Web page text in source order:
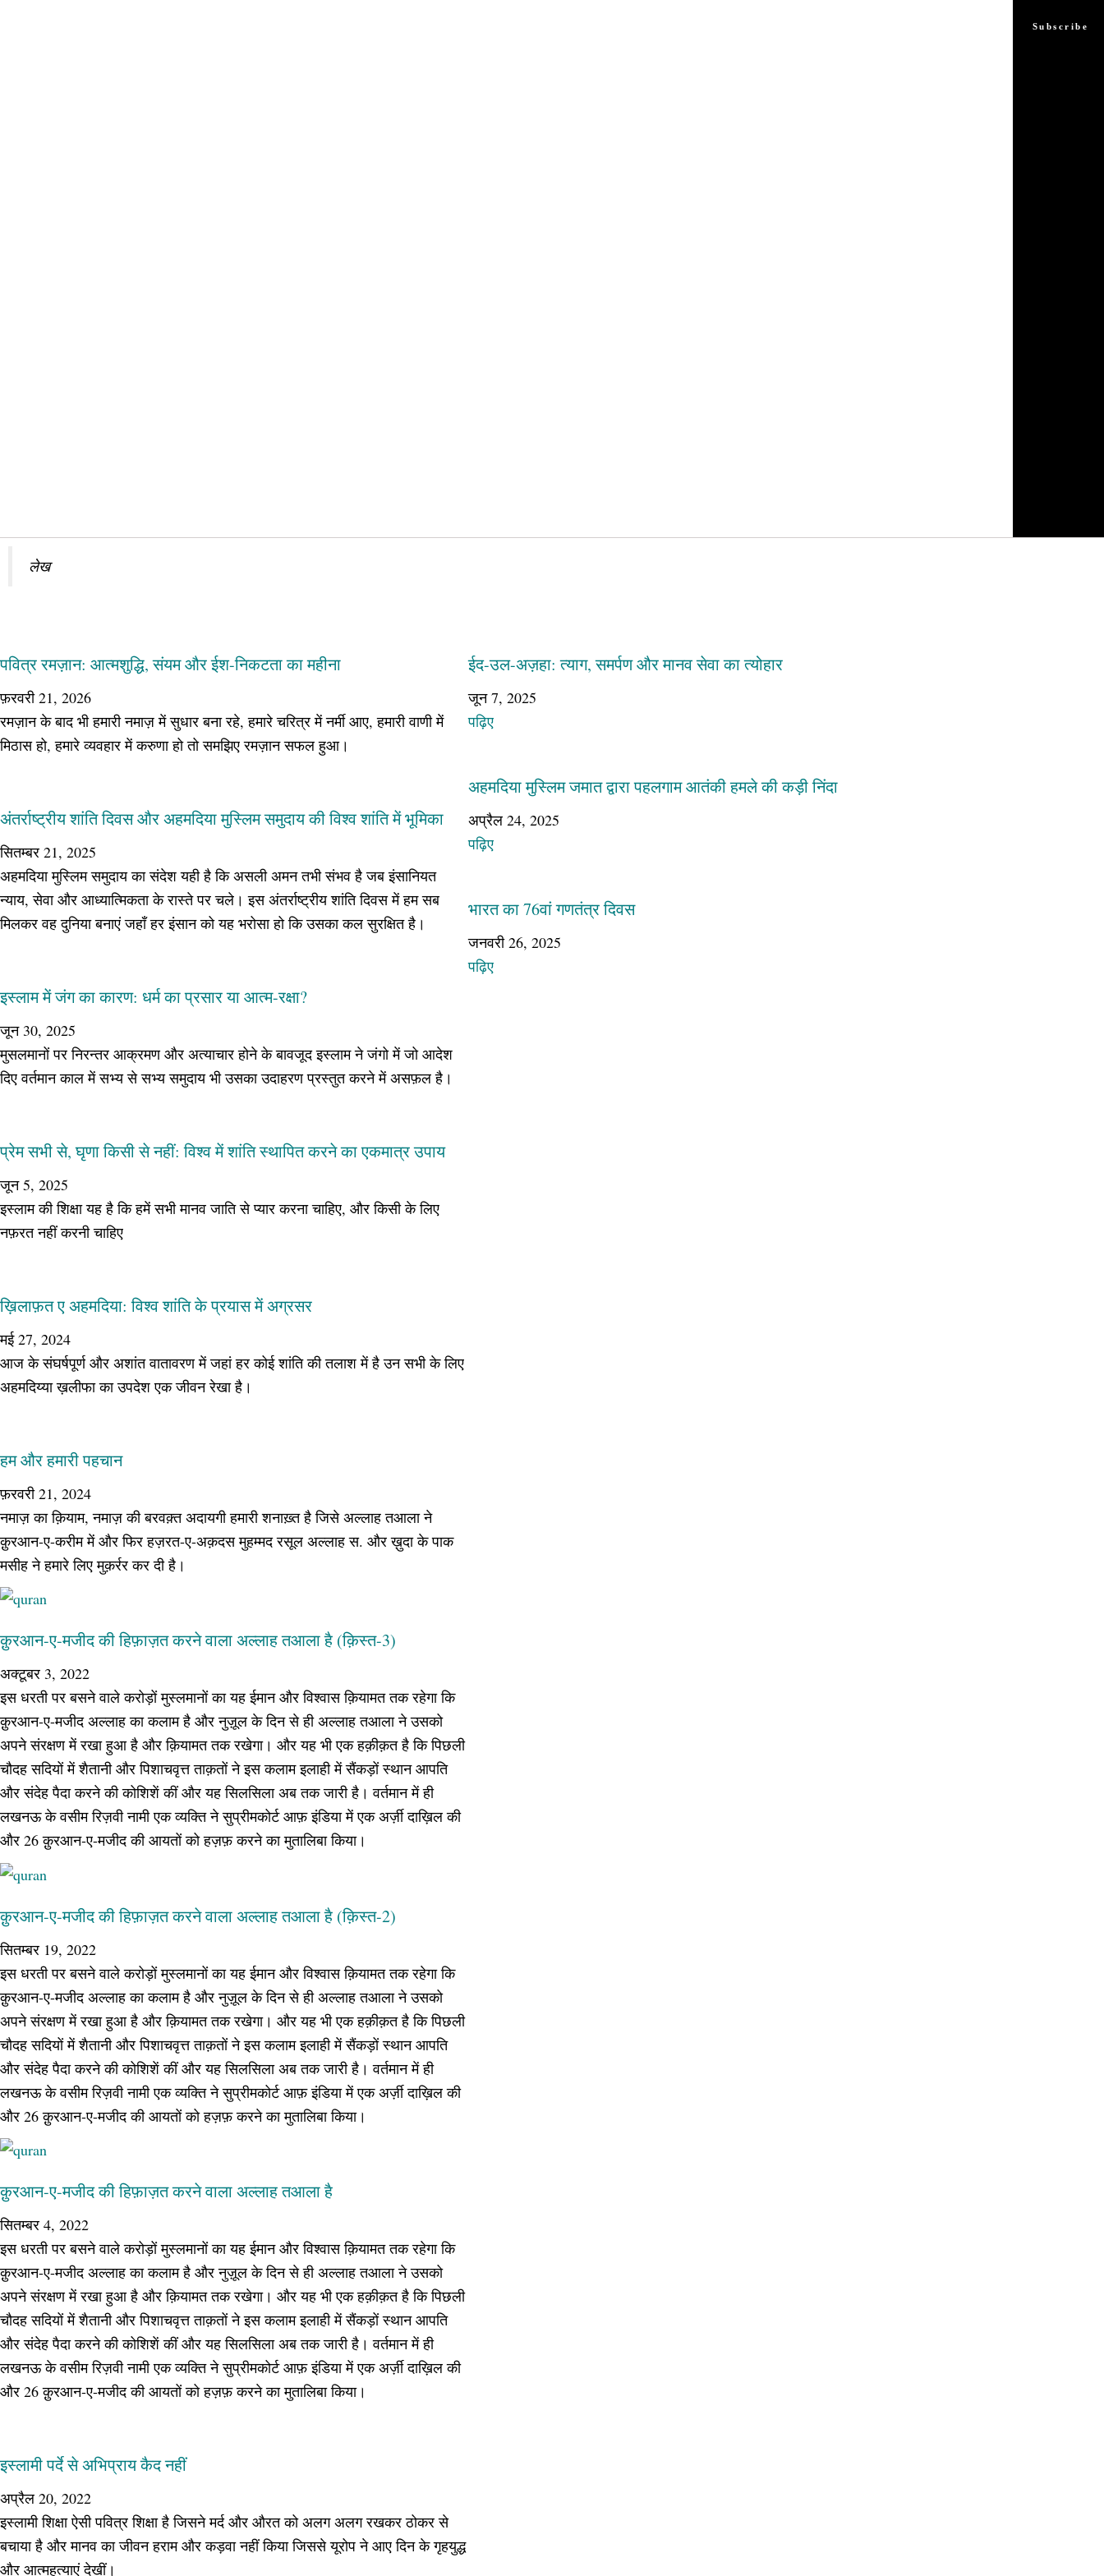
Subscribe
लेख
पवित्र रमज़ान: आत्मशुद्धि, संयम और ईश-निकटता का महीना
फ़रवरी 21, 2026
रमज़ान के बाद भी हमारी नमाज़ में सुधार बना रहे, हमारे चरित्र में नर्मी आए, हमारी वाणी में
मिठास हो, हमारे व्यवहार में करुणा हो तो समझिए रमज़ान सफल हुआ।
अंतर्राष्ट्रीय शांति दिवस और अहमदिया मुस्लिम समुदाय की विश्व शांति में भूमिका
सितम्बर 21, 2025
अहमदिया मुस्लिम समुदाय का संदेश यही है कि असली अमन तभी संभव है जब इंसानियत
न्याय, सेवा और आध्यात्मिकता के रास्ते पर चले। इस अंतर्राष्ट्रीय शांति दिवस में हम सब
मिलकर वह दुनिया बनाएं जहाँ हर इंसान को यह भरोसा हो कि उसका कल सुरक्षित है।
इस्लाम में जंग का कारण: धर्म का प्रसार या आत्म-रक्षा?
जून 30, 2025
मुसलमानों पर निरन्तर आक्रमण और अत्याचार होने के बावजूद इस्लाम ने जंगो में जो आदेश
दिए वर्तमान काल में सभ्य से सभ्य समुदाय भी उसका उदाहरण प्रस्तुत करने में असफ़ल है।
प्रेम सभी से, घृणा किसी से नहीं: विश्व में शांति स्थापित करने का एकमात्र उपाय
जून 5, 2025
इस्लाम की शिक्षा यह है कि हमें सभी मानव जाति से प्यार करना चाहिए, और किसी के लिए
नफ़रत नहीं करनी चाहिए
ख़िलाफ़त ए अहमदिया: विश्व शांति के प्रयास में अग्रसर
मई 27, 2024
आज के संघर्षपूर्ण और अशांत वातावरण में जहां हर कोई शांति की तलाश में है उन सभी के लिए
अहमदिय्या ख़लीफा का उपदेश एक जीवन रेखा है।
हम और हमारी पहचान
फ़रवरी 21, 2024
नमाज़ का क़ियाम, नमाज़ की बरवक़्त अदायगी हमारी शनाख़्त है जिसे अल्लाह तआला ने
क़ुरआन-ए-करीम में और फिर हज़रत-ए-अक़दस मुहम्मद रसूल अल्लाह स. और ख़ुदा के पाक
मसीह ने हमारे लिए मुक़र्रर कर दी है।
क़ुरआन-ए-मजीद की हिफ़ाज़त करने वाला अल्लाह तआला है (क़िस्त-3)
अक्टूबर 3, 2022
इस धरती पर बसने वाले करोड़ों मुस्लमानों का यह ईमान और विश्वास क़ियामत तक रहेगा कि
क़ुरआन-ए-मजीद अल्लाह का कलाम है और नुज़ूल के दिन से ही अल्लाह तआला ने उसको
अपने संरक्षण में रखा हुआ है और क़ियामत तक रखेगा। और यह भी एक हक़ीक़त है कि पिछली
चौदह सदियों में शैतानी और पिशाचवृत्त ताक़तों ने इस कलाम इलाही में सैंकड़ों स्थान आपति
और संदेह पैदा करने की कोशिशें कीं और यह सिलसिला अब तक जारी है। वर्तमान में ही
लखनऊ के वसीम रिज़वी नामी एक व्यक्ति ने सुप्रीमकोर्ट आफ़ इंडिया में एक अर्ज़ी दाख़िल की
और 26 क़ुरआन-ए-मजीद की आयतों को हज़फ़ करने का मुतालिबा किया।
क़ुरआन-ए-मजीद की हिफ़ाज़त करने वाला अल्लाह तआला है (क़िस्त-2)
सितम्बर 19, 2022
इस धरती पर बसने वाले करोड़ों मुस्लमानों का यह ईमान और विश्वास क़ियामत तक रहेगा कि
क़ुरआन-ए-मजीद अल्लाह का कलाम है और नुज़ूल के दिन से ही अल्लाह तआला ने उसको
अपने संरक्षण में रखा हुआ है और क़ियामत तक रखेगा। और यह भी एक हक़ीक़त है कि पिछली
चौदह सदियों में शैतानी और पिशाचवृत्त ताक़तों ने इस कलाम इलाही में सैंकड़ों स्थान आपति
और संदेह पैदा करने की कोशिशें कीं और यह सिलसिला अब तक जारी है। वर्तमान में ही
लखनऊ के वसीम रिज़वी नामी एक व्यक्ति ने सुप्रीमकोर्ट आफ़ इंडिया में एक अर्ज़ी दाख़िल की
और 26 क़ुरआन-ए-मजीद की आयतों को हज़फ़ करने का मुतालिबा किया।
क़ुरआन-ए-मजीद की हिफ़ाज़त करने वाला अल्लाह तआला है
सितम्बर 4, 2022
इस धरती पर बसने वाले करोड़ों मुस्लमानों का यह ईमान और विश्वास क़ियामत तक रहेगा कि
क़ुरआन-ए-मजीद अल्लाह का कलाम है और नुज़ूल के दिन से ही अल्लाह तआला ने उसको
अपने संरक्षण में रखा हुआ है और क़ियामत तक रखेगा। और यह भी एक हक़ीक़त है कि पिछली
चौदह सदियों में शैतानी और पिशाचवृत्त ताक़तों ने इस कलाम इलाही में सैंकड़ों स्थान आपति
और संदेह पैदा करने की कोशिशें कीं और यह सिलसिला अब तक जारी है। वर्तमान में ही
लखनऊ के वसीम रिज़वी नामी एक व्यक्ति ने सुप्रीमकोर्ट आफ़ इंडिया में एक अर्ज़ी दाख़िल की
और 26 क़ुरआन-ए-मजीद की आयतों को हज़फ़ करने का मुतालिबा किया।
इस्लामी पर्दे से अभिप्राय कैद नहीं
अप्रैल 20, 2022
इस्लामी शिक्षा ऐसी पवित्र शिक्षा है जिसने मर्द और औरत को अलग अलग रखकर ठोकर से
बचाया है और मानव का जीवन हराम और कड़वा नहीं किया जिससे यूरोप ने आए दिन के गृहयुद्ध
और आत्महत्याएं देखीं।
ईद-उल-अज़हा: त्याग, समर्पण और मानव सेवा का त्योहार
जून 7, 2025
पढ़िए
अहमदिया मुस्लिम जमात द्वारा पहलगाम आतंकी हमले की कड़ी निंदा
अप्रैल 24, 2025
पढ़िए
भारत का 76वां गणतंत्र दिवस
जनवरी 26, 2025
पढ़िए